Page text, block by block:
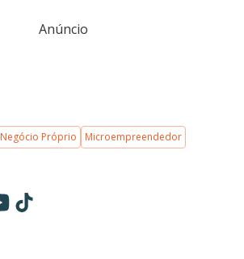
Anúncio
Negócio Próprio Microempreendedor